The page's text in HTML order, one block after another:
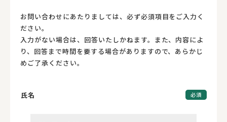
お問い合わせにあたりましては、必ず必須項目をご入力く
ださい。
入力がない場合は、回答いたしかねます。また、内容によ
り、回答まで時間を要する場合がありますので、あらかじ
めご了承ください。
氏名 必須